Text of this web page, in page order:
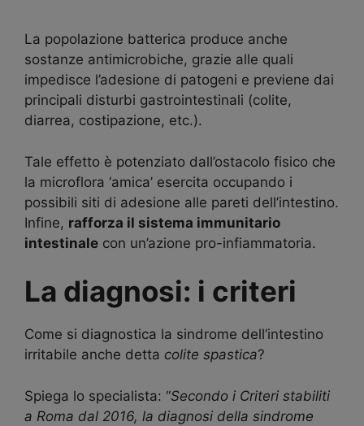
La popolazione batterica produce anche
sostanze antimicrobiche, grazie alle quali
impedisce l’adesione di patogeni e previene dai
principali disturbi gastrointestinali (colite,
diarrea, costipazione, etc.).
Tale effetto è potenziato dall’ostacolo fisico che
la microflora ‘amica’ esercita occupando i
possibili siti di adesione alle pareti dell’intestino.
Infine, rafforza il sistema immunitario
intestinale con un’azione pro-infiammatoria.
La diagnosi: i criteri
Come si diagnostica la sindrome dell’intestino
irritabile anche detta colite spastica?
Spiega lo specialista: “Secondo i Criteri stabiliti
a Roma dal 2016, la diagnosi della sindrome